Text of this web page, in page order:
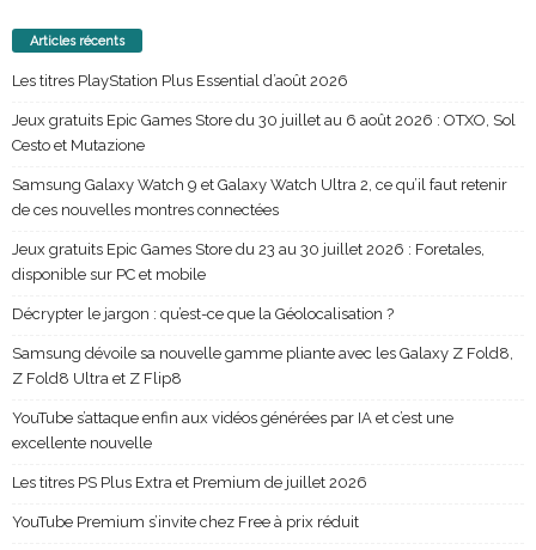
Articles récents
Les titres PlayStation Plus Essential d’août 2026
Jeux gratuits Epic Games Store du 30 juillet au 6 août 2026 : OTXO, Sol
Cesto et Mutazione
Samsung Galaxy Watch 9 et Galaxy Watch Ultra 2, ce qu’il faut retenir
de ces nouvelles montres connectées
Jeux gratuits Epic Games Store du 23 au 30 juillet 2026 : Foretales,
disponible sur PC et mobile
Décrypter le jargon : qu’est-ce que la Géolocalisation ?
Samsung dévoile sa nouvelle gamme pliante avec les Galaxy Z Fold8,
Z Fold8 Ultra et Z Flip8
YouTube s’attaque enfin aux vidéos générées par IA et c’est une
excellente nouvelle
Les titres PS Plus Extra et Premium de juillet 2026
YouTube Premium s’invite chez Free à prix réduit